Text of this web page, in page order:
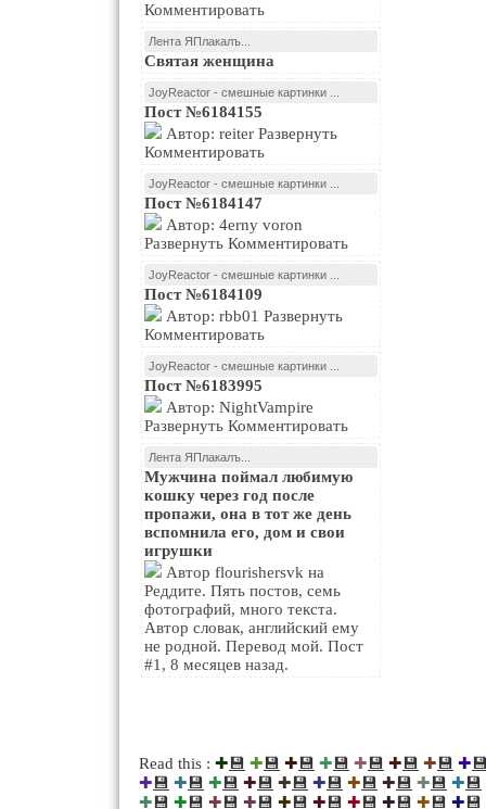
Комментировать
Лента ЯПлакалъ...
Святая женщина
JoyReactor - смешные картинки ...
Пост №6184155
Комментировать
JoyReactor - смешные картинки ...
Пост №6184147
Развернуть Комментировать
JoyReactor - смешные картинки ...
Пост №6184109
Комментировать
JoyReactor - смешные картинки ...
Пост №6183995
Развернуть Комментировать
Лента ЯПлакалъ...
Мужчина поймал любимую
кошку через год после
пропажи, она в тот же день
вспомнила его, дом и свои
игрушки
Реддите. Пять постов, семь
фотографий, много текста.
Автор словак, английский ему
не родной. Перевод мой. Пост
#1, 8 месяцев назад.
Read this : ✚💾 ✚💾 ✚💾 ✚💾 ✚💾 ✚💾 ✚💾 ✚
✚💾 ✚💾 ✚💾 ✚💾 ✚💾 ✚💾 ✚💾 ✚💾 ✚💾 ✚💾
✚💾 ✚💾 ✚💾 ✚💾 ✚💾 ✚💾 ✚💾 ✚💾 ✚💾 ✚💾